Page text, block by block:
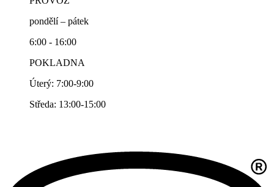
pondělí – pátek
6:00 - 16:00
POKLADNA
Úterý: 7:00-9:00
Středa: 13:00-15:00